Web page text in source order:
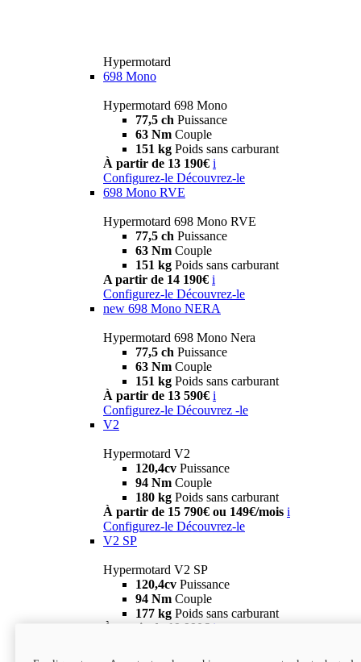
Hypermotard
698 Mono
Hypermotard 698 Mono
77,5 ch Puissance
63 Nm Couple
151 kg Poids sans carburant
À partir de 13 190€ i
Configurez-le Découvrez-le
698 Mono RVE
Hypermotard 698 Mono RVE
77,5 ch Puissance
63 Nm Couple
151 kg Poids sans carburant
A partir de 14 190€ i
Configurez-le Découvrez-le
new 698 Mono NERA
Hypermotard 698 Mono Nera
77,5 ch Puissance
63 Nm Couple
151 kg Poids sans carburant
À partir de 13 590€ i
Configurez-le Découvrez -le
V2
Hypermotard V2
120,4cv Puissance
94 Nm Couple
180 kg Poids sans carburant
À partir de 15 790€ ou 149€/mois i
Configurez-le Découvrez-le
V2 SP
Hypermotard V2 SP
120,4cv Puissance
94 Nm Couple
177 kg Poids sans carburant
À partir de 19 990€ i
new
V2 SP 100